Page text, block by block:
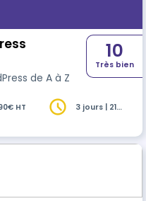
de A à Z
10
Très bien
HT
3 jours | 21